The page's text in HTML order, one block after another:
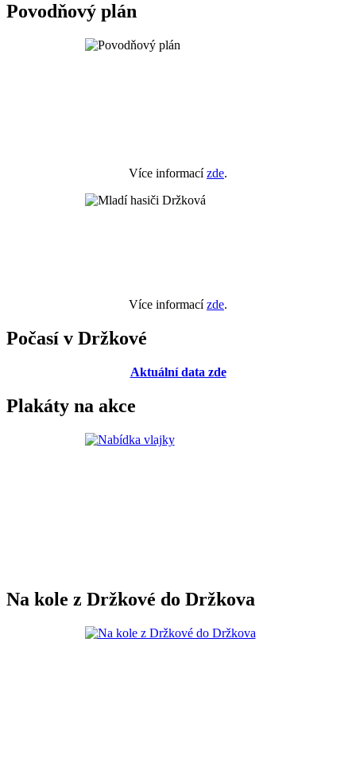
Povodňový plán
Více informacízde.
Více informacízde.
Počasí v Držkové
Aktuální data zde
Plakáty na akce
Na kole z Držkové do Držkova